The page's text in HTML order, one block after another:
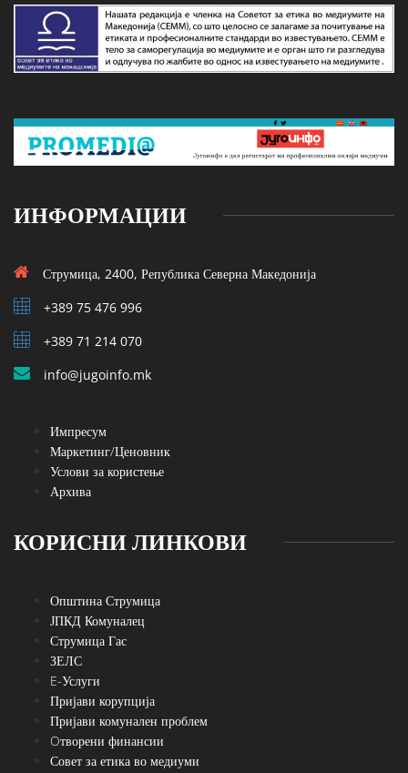
ИНФОРМАЦИИ
Струмица, 2400, Република Северна Македонија
+389 75 476 996
+389 71 214 070
info@jugoinfo.mk
Импресум
Маркетинг/Ценовник
Услови за користење
Архива
КОРИСНИ ЛИНКОВИ
Општина Струмица
ЈПКД Комуналец
Струмица Гас
ЗЕЛС
E-Услуги
Пријави корупција
Пријави комунален проблем
Oтворени финансии
Совет за етика во медиуми